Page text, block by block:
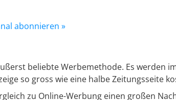
abonnieren »
beliebte Werbemethode. Es werden
so gross wie eine halbe Zeitungsseite
zu Online-Werbung einen großen